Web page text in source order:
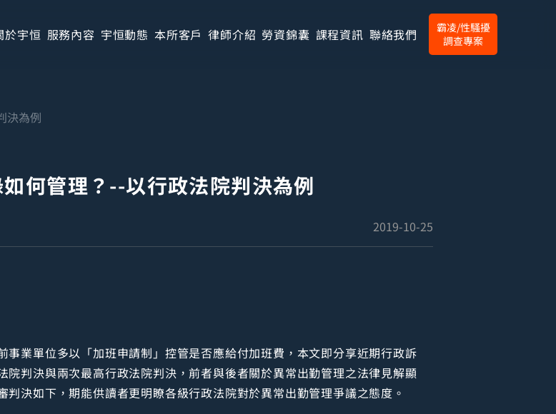
於宇恒 服務內容 宇恒動態 本所客戶 律師介紹 勞資錦囊 課程資訊 聯絡我們
霸凌/性騷擾
調查專案
決為例
何管理？--以行政法院判決為例
2019-10-25
業單位多以「加班申請制」控管是否應給付加班費，本文即分享近期行政訴
判決與兩次最高行政法院判決，前者與後者關於異常出勤管理之法律見解顯
決如下，期能供讀者更明瞭各級行政法院對於異常出勤管理爭議之態度。